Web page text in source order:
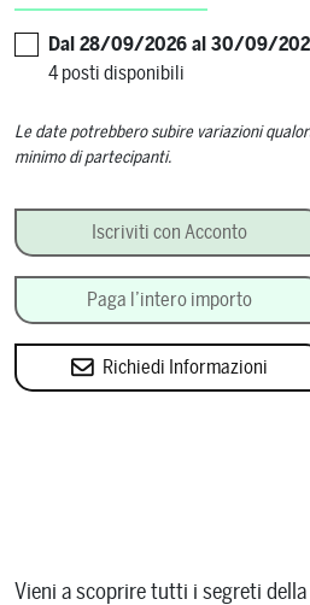
Dal 28/09/2026 al 30/09/
4 posti disponibili
Le date potrebbero subire variazioni
minimo di partecipanti.
Iscriviti con Acconto
Paga l’intero importo
Richiedi Informazioni
Vieni a scoprire tutti i segreti